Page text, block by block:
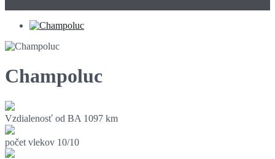
Champoluc
Vzdialenosť od BA 1097 km
počet vlekov 10/10